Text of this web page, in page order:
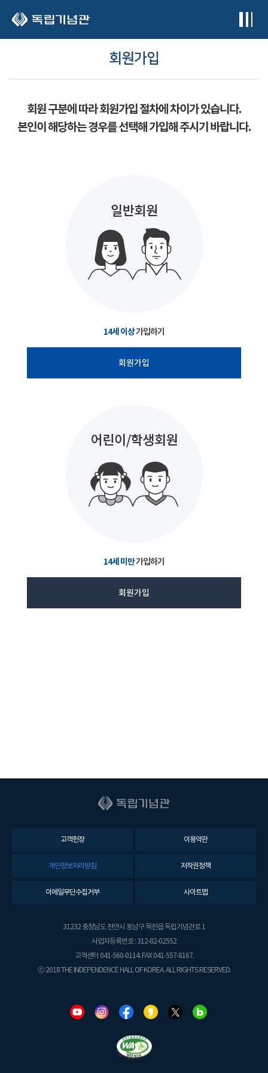
회원가입
회원 구분에 따라 회원가입 절차에 차이가 있습니다.
본인이 해당하는 경우를 선택해 가입해 주시기 바랍니다.
14세 이상가입하기
회원가입
14세 미만가입하기
회원가입
고객헌장 이용약관
개인정보처리방침 저작권정책
이메일무단수집거부 사이트맵
31232 충청남도 천안시 동남구 목천읍 독립기념관로 1
사업자등록번호 : 312-82-02552
고객센터 041-560-0114. FAX 041-557-8167.
ⓒ 2018 THE INDEPENDENCE HALL OF KOREA. ALL RIGHTS RESERVED.